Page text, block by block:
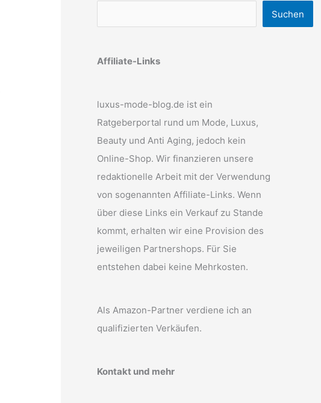
Suchen
Affiliate-Links
luxus-mode-blog.de ist ein
Ratgeberportal rund um Mode, Luxus,
Beauty und Anti Aging, jedoch kein
Online-Shop. Wir finanzieren unsere
redaktionelle Arbeit mit der Verwendung
von sogenannten Affiliate-Links. Wenn
über diese Links ein Verkauf zu Stande
kommt, erhalten wir eine Provision des
jeweiligen Partnershops. Für Sie
entstehen dabei keine Mehrkosten.
Als Amazon-Partner verdiene ich an
qualifizierten Verkäufen.
Kontakt und mehr